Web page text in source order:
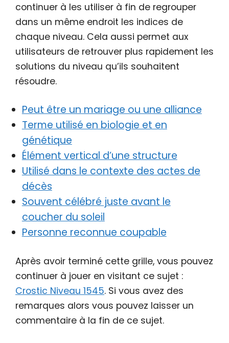
continuer à les utiliser à fin de regrouper
dans un même endroit les indices de
chaque niveau. Cela aussi permet aux
utilisateurs de retrouver plus rapidement les
solutions du niveau qu’ils souhaitent
résoudre.
Peut être un mariage ou une alliance
Terme utilisé en biologie et en
génétique
Élément vertical d’une structure
Utilisé dans le contexte des actes de
décès
Souvent célébré juste avant le
coucher du soleil
Personne reconnue coupable
Après avoir terminé cette grille, vous pouvez
continuer à jouer en visitant ce sujet :
Crostic Niveau 1545. Si vous avez des
remarques alors vous pouvez laisser un
commentaire à la fin de ce sujet.